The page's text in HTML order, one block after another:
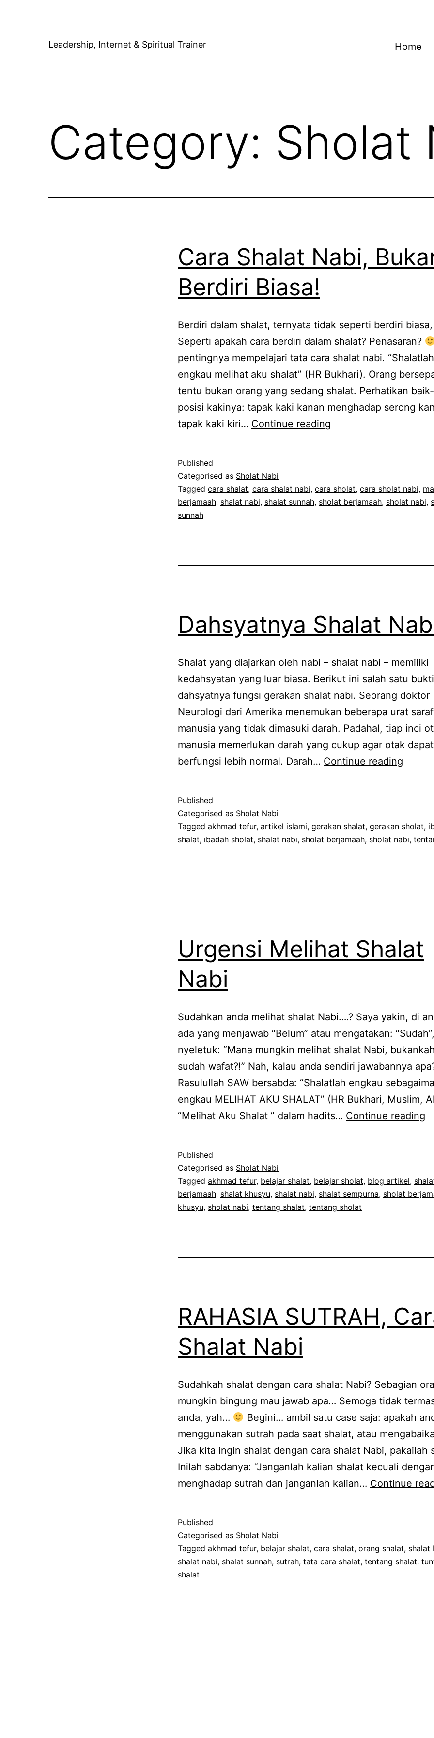
Leadership, Internet & Spiritual Trainer Home
Category: Sholat
Cara Shalat Nabi,
Berdiri Biasa!
Berdiri dalam shalat, ternyata tidak seperti berdiri
Seperti apakah cara berdiri dalam shalat? Penasaran?
pentingnya mempelajari tata cara shalat nabi.
engkau melihat aku shalat” (HR Bukhari). Orang
tentu bukan orang yang sedang shalat. Perhatikan
posisi kakinya: tapak kaki kanan menghadap serong
tapak kaki kiri… Continue reading
Berdiri
Biasa!
Published
Categorised as Sholat Nabi
Tagged cara shalat, cara shalat nabi, cara sholat, cara sholat nabi,
berjamaah, shalat nabi, shalat sunnah, sholat berjamaah, sholat nabi,
sunnah
Dahsyatnya Shalat
Shalat yang diajarkan oleh nabi – shalat nabi – memiliki
kedahsyatan yang luar biasa. Berikut ini salah satu bukti
dahsyatnya fungsi gerakan shalat nabi. Seorang doktor
Neurologi dari Amerika menemukan beberapa urat
manusia yang tidak dimasuki darah. Padahal, tiap inci
manusia memerlukan darah yang cukup agar otak dapat
berfungsi lebih normal. Darah… Continue reading
Published
Categorised as Sholat Nabi
Tagged akhmad tefur, artikel islami, gerakan shalat, gerakan sholat,
shalat, ibadah sholat, shalat nabi, sholat berjamaah, sholat nabi,
Urgensi Melihat Shalat
Nabi
Sudahkan anda melihat shalat Nabi….? Saya yakin, di
ada yang menjawab “Belum” atau mengatakan:
nyeletuk: “Mana mungkin melihat shalat Nabi,
sudah wafat?!” Nah, kalau anda sendiri jawabannya
Rasulullah SAW bersabda: “Shalatlah engkau
engkau MELIHAT AKU SHALAT” (HR Bukhari, Muslim,
“Melihat Aku Shalat ” dalam hadits… Continue reading
Published
Categorised as Sholat Nabi
Tagged akhmad tefur, belajar shalat, belajar sholat, blog artikel,
berjamaah, shalat khusyu, shalat nabi, shalat sempurna, sholat
khusyu, sholat nabi, tentang shalat, tentang sholat
RAHASIA SUTRAH,
Shalat Nabi
Sudahkah shalat dengan cara shalat Nabi? Sebagian
mungkin bingung mau jawab apa… Semoga tidak
anda, yah…
Begini… ambil satu case saja: apakah
menggunakan sutrah pada saat shalat, atau
Jika kita ingin shalat dengan cara shalat Nabi, pakailah
Inilah sabdanya: “Janganlah kalian shalat kecuali
menghadap sutrah dan janganlah kalian… Continue
Published
Categorised as Sholat Nabi
Tagged akhmad tefur, belajar shalat, cara shalat, orang shalat, shalat
shalat nabi, shalat sunnah, sutrah, tata cara shalat, tentang shalat,
shalat